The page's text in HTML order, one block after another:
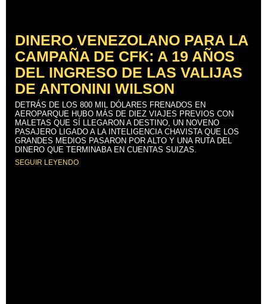
DINERO VENEZOLANO PARA LA
CAMPAÑA DE CFK: A 19 AÑOS
DEL INGRESO DE LAS VALIJAS
DE ANTONINI WILSON
DETRÁS DE LOS 800 MIL DÓLARES FRENADOS EN
AEROPARQUE HUBO MÁS DE DIEZ VIAJES PREVIOS CON
MALETAS QUE SÍ LLEGARON A DESTINO, UN NOVENO
PASAJERO LIGADO A LA INTELIGENCIA CHAVISTA QUE LOS
GRANDES MEDIOS PASARON POR ALTO Y UNA RUTA DEL
DINERO QUE TERMINABA EN CUENTAS SUIZAS.
SEGUIR LEYENDO